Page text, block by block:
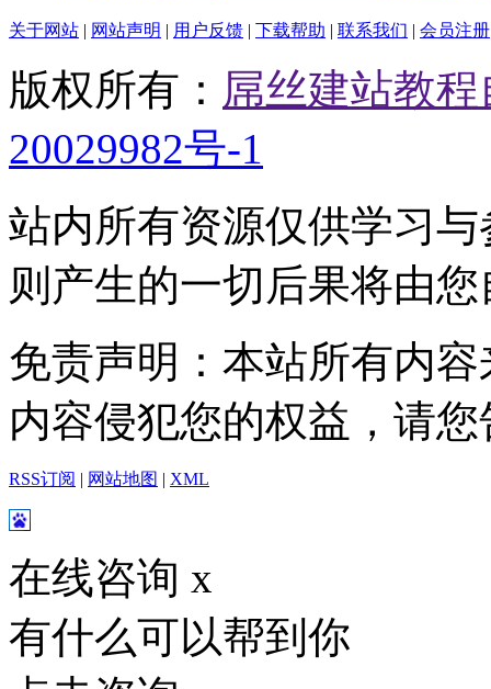
关于网站 | 网站声明 | 用户反馈 | 下载帮助 | 联系我们 | 会员注册
版权所有： 屌丝建站教
20029982号-1
站内所有资源仅供学习
则产生的一切后果将由
免责声明：本站所有内
内容侵犯您的权益，请
RSS订阅 | 网站地图 | XML
在线咨询 x
有什么可以帮到你